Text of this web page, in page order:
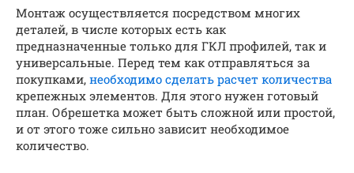
Монтаж осуществляется посредством многих
деталей, в числе которых есть как
предназначенные только для ГКЛ профилей, так и
универсальные. Перед тем как отправляться за
покупками, необходимо сделать расчет количества
крепежных элементов. Для этого нужен готовый
план. Обрешетка может быть сложной или простой,
и от этого тоже сильно зависит необходимое
количество.